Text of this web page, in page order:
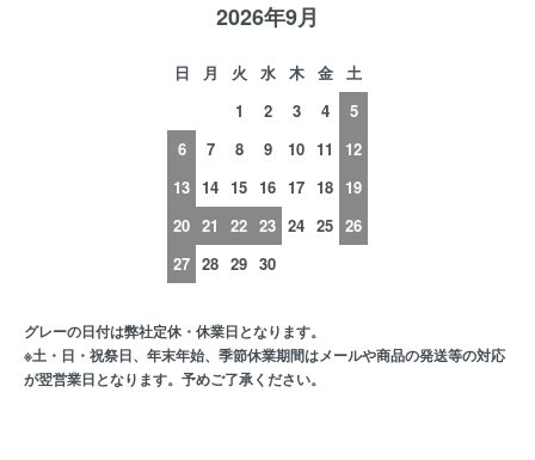
2026年9月
日 月 火 水 木 金
土
1
2 3 4
5
6
7 8 9 10 11
12
13 14 15 16 17 18 19
20 21 22 23 24 25 26
27 28 29 30
グレーの日付は弊社定休・休業日となります。
※土・日・祝祭日、年末年始、季節休業期間はメールや商品の発送等の対応
が翌営業日となります。予めご了承ください。